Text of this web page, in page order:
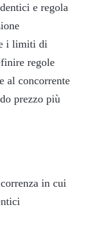
e regola
i limiti di
regole
al concorrente
prezzo più
in cui